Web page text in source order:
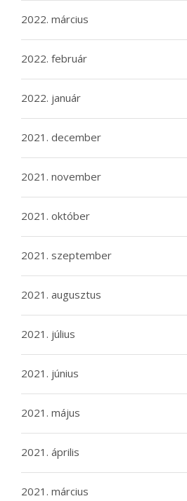
2022. március
2022. február
2022. január
2021. december
2021. november
2021. október
2021. szeptember
2021. augusztus
2021. július
2021. június
2021. május
2021. április
2021. március